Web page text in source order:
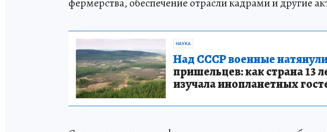
НАУКА
Над СССР военные натянули
пришельцев: как страна 13
изучала инопланетных